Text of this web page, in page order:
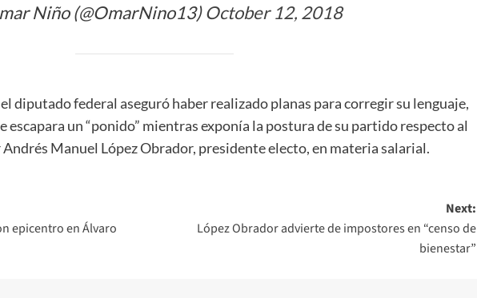
Niño (@OmarNino13)October 12, 2018
el diputado federal aseguró haber realizado planas para corregir su lenguaje,
escapara un “ponido” mientras exponía la postura de su partido respecto al
Manuel López Obrador, presidente electo, en materia salarial.
epicentro en Álvaro
Next:
López Obrador advierte de impostores en “censo de
bienestar”